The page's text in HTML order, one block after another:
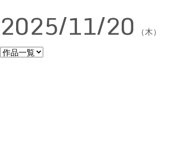
2025/11/20 （木）